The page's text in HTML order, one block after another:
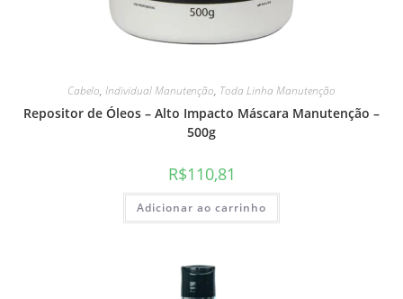
Cabelo, Individual Manutenção, Toda Linha Manutenção
Repositor de Óleos – Alto Impacto Máscara Manutenção –
500g
R$110,81
Adicionar ao carrinho